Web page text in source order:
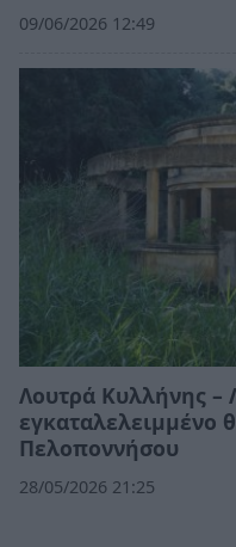
09/06/2026 12:49
Λουτρά Κυλλήνης –
εγκαταλελειμμένο
Πελοποννήσου
28/05/2026 21:25